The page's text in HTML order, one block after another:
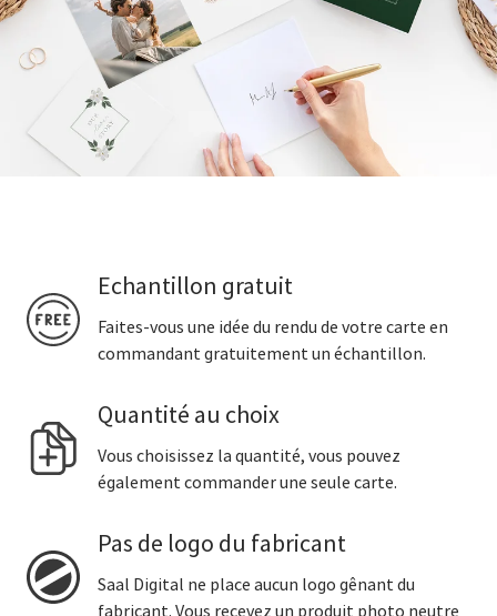
Echantillon gratuit
Faites-vous une idée du rendu de votre carte en
commandant gratuitement un échantillon.
Quantité au choix
Vous choisissez la quantité, vous pouvez
également commander une seule carte.
Pas de logo du fabricant
Saal Digital ne place aucun logo gênant du